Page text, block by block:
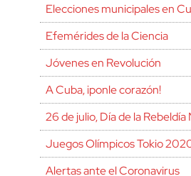
Elecciones municipales en
Efemérides de la Ciencia
Jóvenes en Revolución
A Cuba, ¡ponle corazón!
26 de julio, Día de la Rebeldía
Juegos Olímpicos Tokio
Alertas ante el Coronavirus